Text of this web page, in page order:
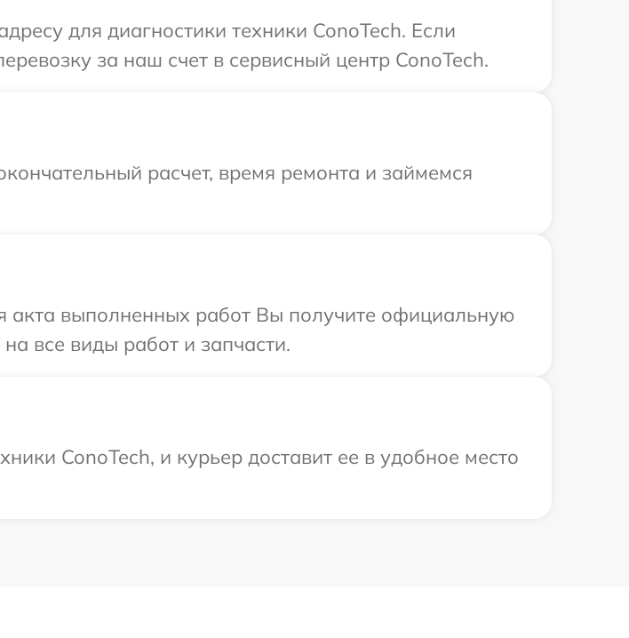
для диагностики техники ConoTech. Если
за наш счет в сервисный центр ConoTech.
расчет, время ремонта и займемся
акта выполненных работ Вы получите официальную
все виды работ и запчасти.
ConoTech, и курьер доставит ее в удобное место